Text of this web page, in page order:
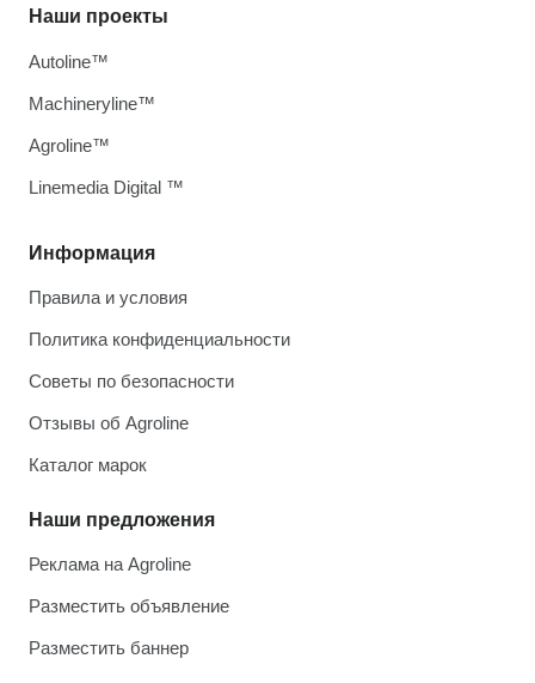
Информация
Правила и условия
Политика конфиденциальности
Советы по безопасности
Отзывы об Agroline
Каталог марок
Наши предложения
Реклама на Agroline
Разместить объявление
Разместить баннер
Наши проекты
Autoline™
Machineryline™
Agroline™
Linemedia Digital ™